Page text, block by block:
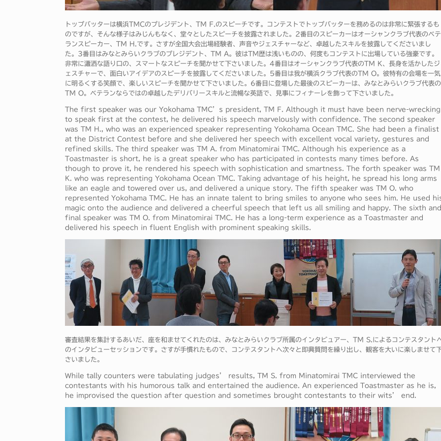
トップバッターは横浜TMCのプレジデント、TM F.のスピーチです。コンテストでトップバッターを務めるのは非常に緊張するも
のですが、そんな様子はみじんもなく、堂々としたスピーチを披露されました。2番目のスピーカーはオーシャンクラブ代表のベテ
ランスピーカー、TM H.です。さすが全国大会出場経験者、声音やジェスチャーなど、卓越したスキルを披露してくださいまし
た。3番目はみなとみらいクラブのプレジデント、TM A。彼はTM歴は浅いものの、何度もコンテストに出場している強豪です。
非常に瀟洒な語り口の、スマートなスピーチを聞かせて下さいました。4番目はオーシャンクラブ代表のTM K、長身を活かしたジ
ェスチャーで、面白いアイデアのスピーチを披露してくださいました。5番目は我が横浜クラブ代表のTM O。彼特有の会場を一気
に明るくする笑顔で、楽しいスピーチを聞かせて下さいました。6番目に登場した最後のスピーカーは、みなとみらいクラブ代表の
TM O。ベテランならではの卓越したデリバリースキルと流暢な英語で、見事にフィナーレを飾って下さいました。
The first speaker was our Yokohama TMC’s president, TM F. Although it must have been nerve-wrecking
to speak first at the contest, he delivered his speech marvelously with confidence. The second speaker
was TM H., who was an experienced speaker representing Yokohama Ocean TMC. She had been a finalist
at the District Contest before and she delivered her speech with excellent vocal variety, gestures and
refined skills. The third speaker was TM A. from Minatomirai TMC. Although his experience as a
Toastmaster is short, he is a great speaker who has participated in contests many times before. As
though to prove it, he rendered his speech with sophistication and smartness. The forth speaker was TM
K. who was representing Yokohama Ocean TMC. Taking advantage of his height, he spread his long arms
like an eagle and towered over us, and delivered a unique story. The fifth speaker was TM O. who
represented Yokohama TMC. He has an innate talent to bring smiles to anyone who sees him. He used
magic onto the audience and delivered a cheerful speech that left us all smiling and happy. The sixth and
final speaker was TM O. from Minatomirai TMC. He has a long-term experience as a Toastmaster and
delivered his speech in fluent English with prominent speaking skills.
審査結果を集計するあいだ、座を和ませてくれたのは、みなとみらいクラブ所属のインタビュアー、TM S.によるコンテスタント
のインタビューセッションです。さすが手慣れたもので、コンテスタントへ次々と即興質問を繰り出し、観客を大いに楽しませて
さいました。
While tally counters were tabulating judges’ results, TM S. from Minatomirai TMC interviewed the
contestants with his humorous talk and entertained the audience. An experienced Toastmaster as he is,
he improvised the question after question and sometimes brought contestants to their wits’ end.